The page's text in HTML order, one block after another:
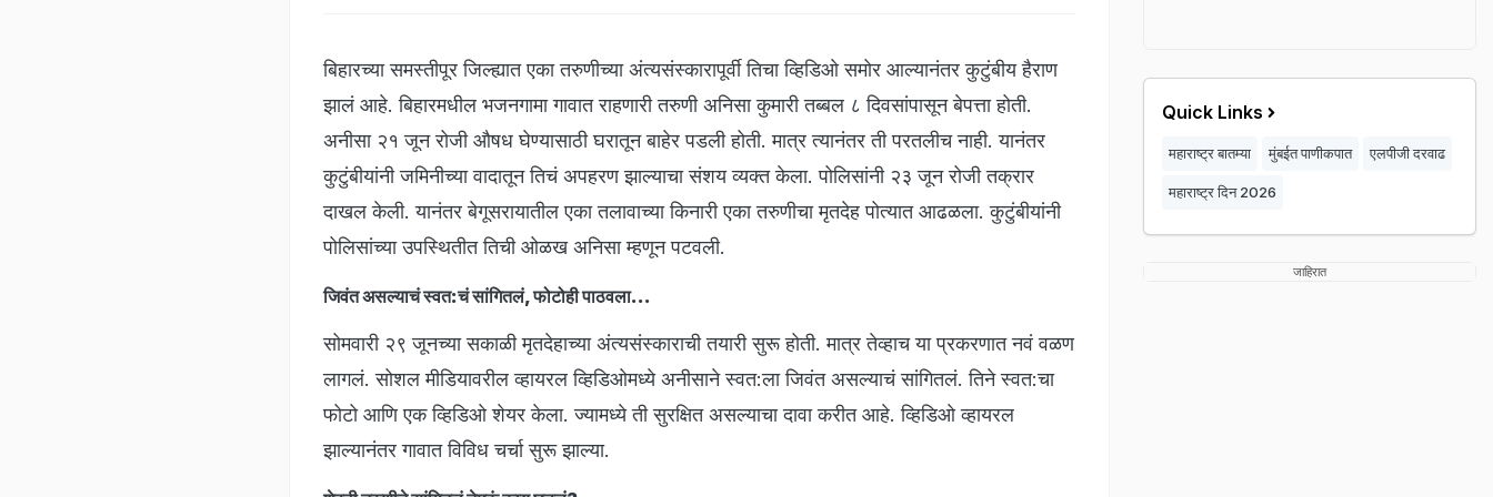
बिहारच्या समस्तीपूर जिल्ह्यात एका तरुणीच्या अंत्यसंस्कारापूर्वी तिचा व्हिडिओ समोर आल्यानंतर कुटुंबीय हैराण
झालं आहे. बिहारमधील भजनगामा गावात राहणारी तरुणी अनिसा कुमारी तब्बल ८ दिवसांपासून बेपत्ता होती.
अनीसा २१ जून रोजी औषध घेण्यासाठी घरातून बाहेर पडली होती. मात्र त्यानंतर ती परतलीच नाही. यानंतर
कुटुंबीयांनी जमिनीच्या वादातून तिचं अपहरण झाल्याचा संशय व्यक्त केला. पोलिसांनी २३ जून रोजी तक्रार
दाखल केली. यानंतर बेगूसरायातील एका तलावाच्या किनारी एका तरुणीचा मृतदेह पोत्यात आढळला. कुटुंबीयांनी
पोलिसांच्या उपस्थितीत तिची ओळख अनिसा म्हणून पटवली.
जिवंत असल्याचं स्वत:चं सांगितलं, फोटोही पाठवला...
सोमवारी २९ जूनच्या सकाळी मृतदेहाच्या अंत्यसंस्काराची तयारी सुरू होती. मात्र तेव्हाच या प्रकरणात नवं वळण
लागलं. सोशल मीडियावरील व्हायरल व्हिडिओमध्ये अनीसाने स्वत:ला जिवंत असल्याचं सांगितलं. तिने स्वत:चा
फोटो आणि एक व्हिडिओ शेयर केला. ज्यामध्ये ती सुरक्षित असल्याचा दावा करीत आहे. व्हिडिओ व्हायरल
झाल्यानंतर गावात विविध चर्चा सुरू झाल्या.
Quick Links
महाराष्ट्र बातम्या मुंबईत पाणीकपात एलपीजी दरवाढ
महाराष्ट्र दिन 2026
जाहिरात